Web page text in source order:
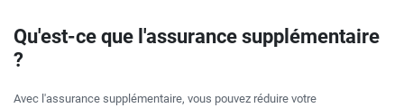
Qu'est-ce que l'assurance supplémentaire
?
Avec l'assurance supplémentaire, vous pouvez réduire votre